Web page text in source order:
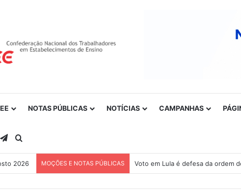
NOTAS PÚBLICAS NOTÍCIAS CAMPANHAS
Telegram
2026 MOÇÕES E NOTAS PÚBLICAS